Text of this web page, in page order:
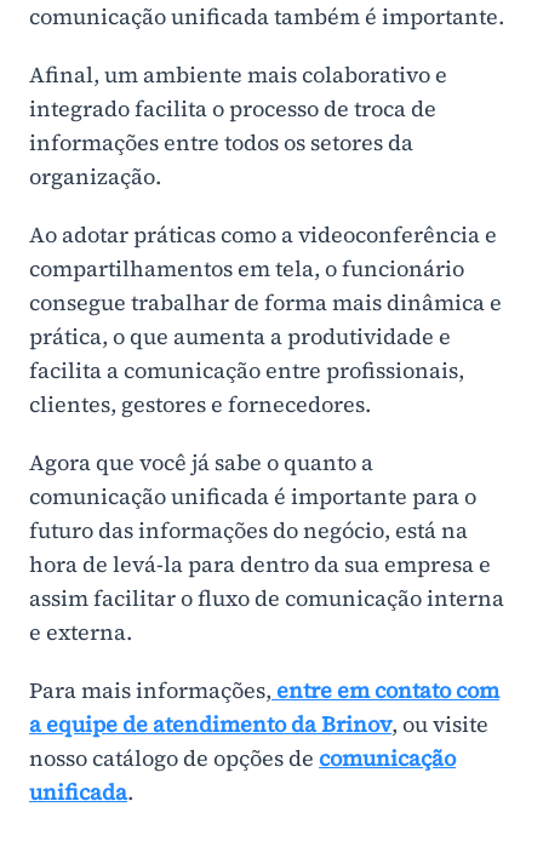
comunicação unificada também é importante.
Afinal, um ambiente mais colaborativo e
integrado facilita o processo de troca de
informações entre todos os setores da
organização.
Ao adotar práticas como a videoconferência e
compartilhamentos em tela, o funcionário
consegue trabalhar de forma mais dinâmica e
prática, o que aumenta a produtividade e
facilita a comunicação entre profissionais,
clientes, gestores e fornecedores.
Agora que você já sabe o quanto a
comunicação unificada é importante para o
futuro das informações do negócio, está na
hora de levá-la para dentro da sua empresa e
assim facilitar o fluxo de comunicação interna
e externa.
Para mais informações, entre em contato com
a equipe de atendimento da Brinov, ou visite
nosso catálogo de opções de comunicação
unificada.